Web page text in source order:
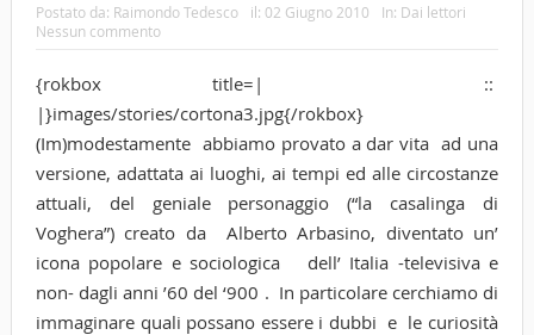
Postato da: Raimondo Tedesco il: 02 Giugno 2010 In: Dai lettori
Nessun commento
{rokbox title=| ::
|}images/stories/cortona3.jpg{/rokbox}
(Im)modestamente abbiamo provato a dar vita ad una
versione, adattata ai luoghi, ai tempi ed alle circostanze
attuali, del geniale personaggio (“la casalinga di
Voghera”) creato da Alberto Arbasino, diventato un’
icona popolare e sociologica dell’ Italia -televisiva e
non- dagli anni ’60 del ‘900 . In particolare cerchiamo di
immaginare quali possano essere i dubbi e le curiosità